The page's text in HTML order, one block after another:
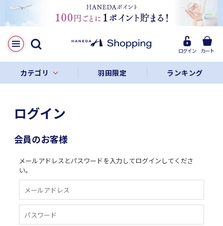
ログイン カート
カテゴリ 羽田限定 ランキング
ログイン
会員のお客様
メールアドレスとパスワードを入力してログインしてくださ
い。